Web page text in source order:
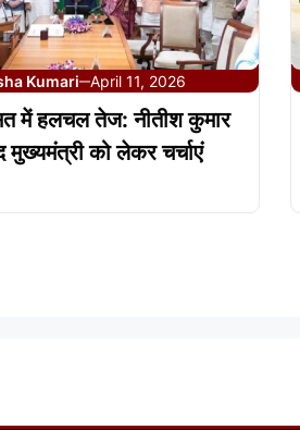
Kumari—April 11, 2026
में हलचल तेज: नीतीश कुमार
मुख्यमंत्री को लेकर चर्चाएं